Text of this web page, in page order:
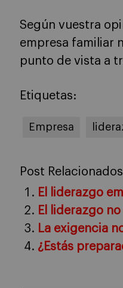
Según vuestra
empresa familiar
punto de vista a
Etiquetas:
Empresa
Post
El liderazgo
El liderazgo
La exigencia
¿Estás